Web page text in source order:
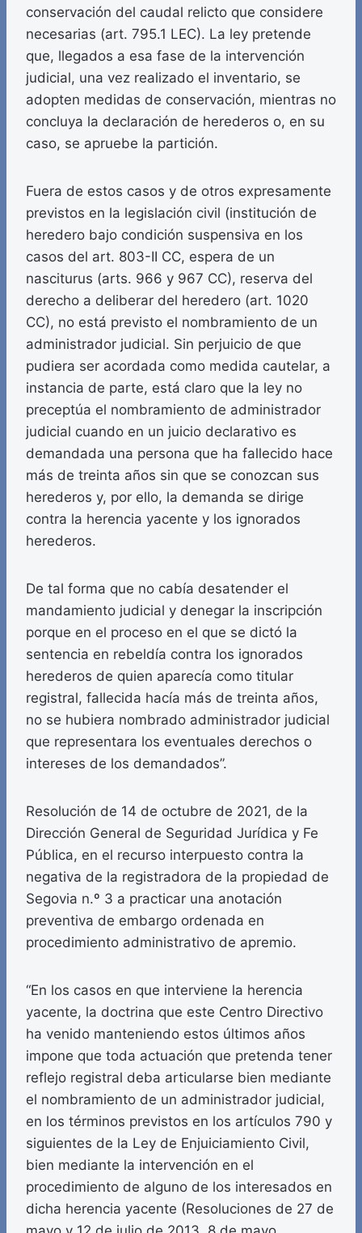
conservación del caudal relicto que considere
necesarias (art. 795.1 LEC). La ley pretende
que, llegados a esa fase de la intervención
judicial, una vez realizado el inventario, se
adopten medidas de conservación, mientras no
concluya la declaración de herederos o, en su
caso, se apruebe la partición.
Fuera de estos casos y de otros expresamente
previstos en la legislación civil (institución de
heredero bajo condición suspensiva en los
casos del art. 803-II CC, espera de un
nasciturus (arts. 966 y 967 CC), reserva del
derecho a deliberar del heredero (art. 1020
CC), no está previsto el nombramiento de un
administrador judicial. Sin perjuicio de que
pudiera ser acordada como medida cautelar, a
instancia de parte, está claro que la ley no
preceptúa el nombramiento de administrador
judicial cuando en un juicio declarativo es
demandada una persona que ha fallecido hace
más de treinta años sin que se conozcan sus
herederos y, por ello, la demanda se dirige
contra la herencia yacente y los ignorados
herederos.
De tal forma que no cabía desatender el
mandamiento judicial y denegar la inscripción
porque en el proceso en el que se dictó la
sentencia en rebeldía contra los ignorados
herederos de quien aparecía como titular
registral, fallecida hacía más de treinta años,
no se hubiera nombrado administrador judicial
que representara los eventuales derechos o
intereses de los demandados”.
Resolución de 14 de octubre de 2021, de la
Dirección General de Seguridad Jurídica y Fe
Pública, en el recurso interpuesto contra la
negativa de la registradora de la propiedad de
Segovia n.º 3 a practicar una anotación
preventiva de embargo ordenada en
procedimiento administrativo de apremio.
“En los casos en que interviene la herencia
yacente, la doctrina que este Centro Directivo
ha venido manteniendo estos últimos años
impone que toda actuación que pretenda tener
reflejo registral deba articularse bien mediante
el nombramiento de un administrador judicial,
en los términos previstos en los artículos 790 y
siguientes de la Ley de Enjuiciamiento Civil,
bien mediante la intervención en el
procedimiento de alguno de los interesados en
dicha herencia yacente (Resoluciones de 27 de